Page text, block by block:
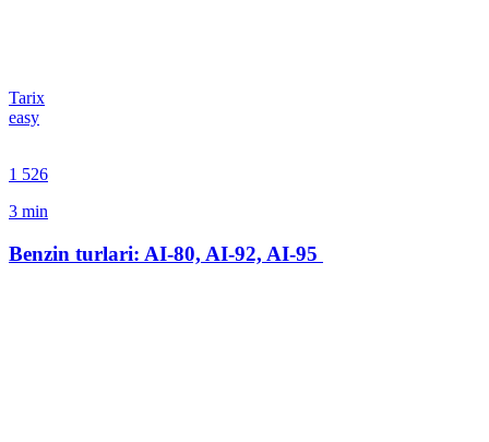
Tarix
easy
1 526
3 min
Benzin turlari: AI-80, AI-92, AI-95